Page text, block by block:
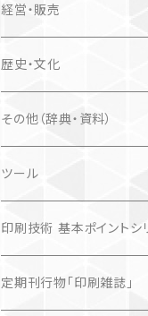
経営・販売
歴史・文化
その他（辞典・資料）
ツール
印刷技術 基本ポイントシ
定期刊行物「印刷雑誌」